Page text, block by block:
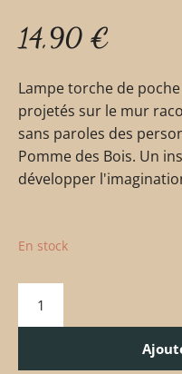
14,90 €
Lampe torche de
projetés sur le mur
sans paroles des
Pomme des Bois. Un
développer
En stock